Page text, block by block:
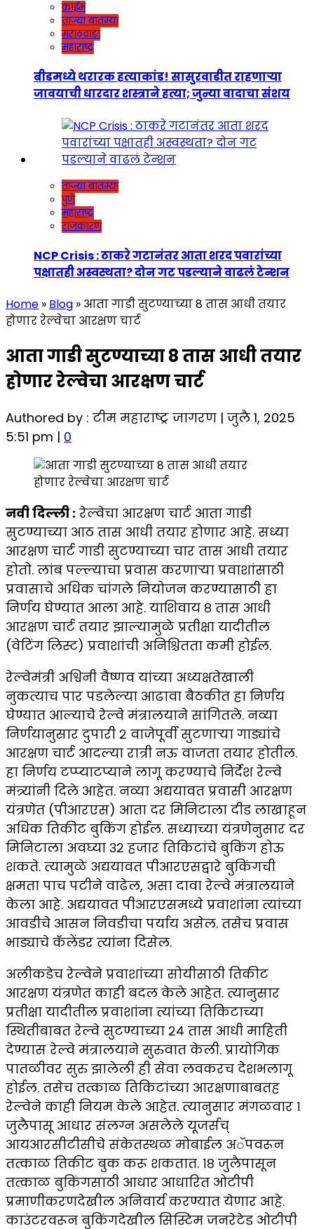
क्राईम
ताज्या बातम्या
मराठवाडा
महाराष्ट्र
बीडमध्ये थरारक हत्याकांड! सासुरवाडीत राहणाऱ्या
जावयाची धारदार शस्त्राने हत्या; जुन्या वादाचा संशय
ताज्या बातम्या
पुणे
महाराष्ट्र
राजकारण
NCP Crisis : ठाकरे गटानंतर आता शरद पवारांच्या
पक्षातही अस्वस्थता? दोन गट पडल्याने वाढलं टेन्शन
Home » Blog » आता गाडी सुटण्याच्या 8 तास आधी तयार
होणार रेल्वेचा आरक्षण चार्ट
आता गाडी सुटण्याच्या 8 तास आधी तयार
होणार रेल्वेचा आरक्षण चार्ट
Authored by : टीम महाराष्ट्र जागरण | जुलै 1, 2025
5:51 pm | 0
नवी दिल्ली : रेल्वेचा आरक्षण चार्ट आता गाडी
सुटण्याच्या आठ तास आधी तयार होणार आहे. सध्या
आरक्षण चार्ट गाडी सुटण्याच्या चार तास आधी तयार
होतो. लांब पल्ल्याचा प्रवास करणाऱ्या प्रवाशांसाठी
प्रवासाचे अधिक चांगले नियोजन करण्यासाठी हा
निर्णय घेण्यात आला आहे. याशिवाय ८ तास आधी
आरक्षण चार्ट तयार झाल्यामुळे प्रतीक्षा यादीतील
(वेटिंग लिस्ट) प्रवाशांची अनिश्चितता कमी होईल.
रेल्वेमंत्री अश्विनी वैष्णव यांच्या अध्यक्षतेखाली
नुकत्याच पार पडलेल्या आढावा बैठकीत हा निर्णय
घेण्यात आल्याचे रेल्वे मंत्रालयाने सांगितले. नव्या
निर्णयानुसार दुपारी २ वाजेपूर्वी सुटणाऱ्या गाड्यांचे
आरक्षण चार्ट आदल्या रात्री नऊ वाजता तयार होतील.
हा निर्णय टप्प्याटप्याने लागू करण्याचे निर्देश रेल्वे
मंत्र्यांनी दिले आहेत. नव्या अद्ययावत प्रवासी आरक्षण
यंत्रणेत (पीआरएस) आता दर मिनिटाला दीड लाखाहून
अधिक तिकीट बुकिंग होईल. सध्याच्या यंत्रणेनुसार दर
मिनिटाला अवघ्या ३२ हजार तिकिटांचे बुकिंग होऊ
शकते. त्यामुळे अद्ययावत पीआरएसद्वारे बुकिंगची
क्षमता पाच पटीने वाढेल, असा दावा रेल्वे मंत्रालयाने
केला आहे. अद्ययावत पीआरएसमध्ये प्रवाशांना त्यांच्या
आवडीचे आसन निवडीचा पर्याय असेल. तसेच प्रवास
भाड्याचे कॅलेंडर त्यांना दिसेल.
अलीकडेच रेल्वेने प्रवाशांच्या सोयीसाठी तिकीट
आरक्षण यंत्रणेत काही बदल केले आहेत. त्यानुसार
प्रतीक्षा यादीतील प्रवाशांना त्यांच्या तिकिटाच्या
स्थितीबाबत रेल्वे सुटण्याच्या २४ तास आधी माहिती
देण्यास रेल्वे मंत्रालयाने सुरुवात केली. प्रायोगिक
पातळीवर सुरु झालेली ही सेवा लवकरच देशभलागू
होईल. तसेच तत्काळ तिकिटांच्या आरक्षणाबाबतह
रेल्वेने काही नियम केले आहेत. त्यानुसार मंगळवार १
जुलैपासू आधार संलग्न असलेले यूजर्सच्
आयआरसीटीसीचे संकेतस्थळ मोबाईल अॅपवरून
तत्काळ तिकीट बुक करू शकतात. १८ जुलैपासून
तत्काळ बुकिंगसाठी आधार आधारित ओटीपी
प्रमाणीकरणदेखील अनिवार्य करण्यात येणार आहे.
काउंटरवरून बुकिंगदेखील सिस्टिम जनरेटेड ओटीपी